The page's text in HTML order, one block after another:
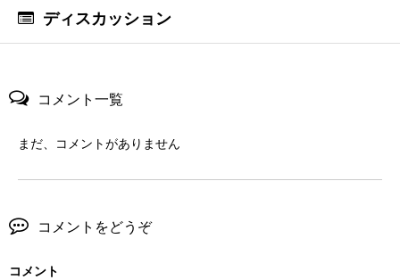
ディスカッション
コメント一覧
まだ、コメントがありません
コメントをどうぞ
コメント